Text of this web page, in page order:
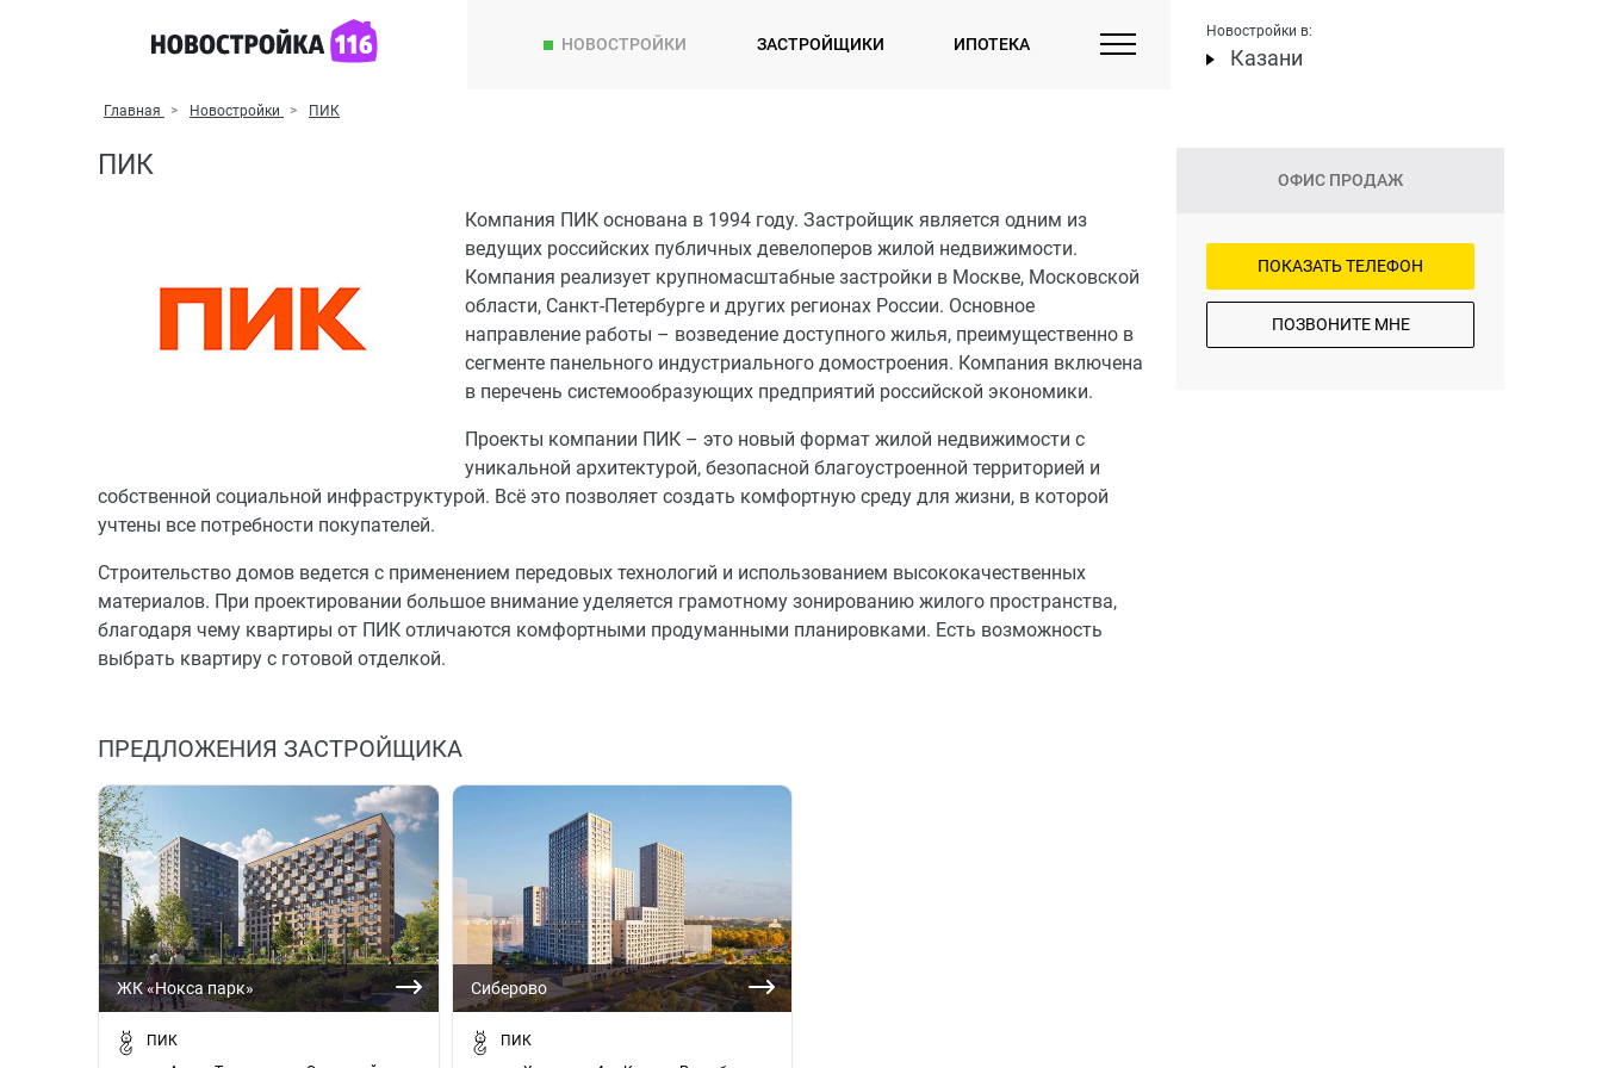
НОВОСТРОЙКИ ЗАСТРОЙЩИКИ ИПОТЕКА
Новостройки в:
Казани
Главная Новостройки ПИК
ПИК
Компания ПИК основана в 1994 году. Застройщик является одним из
ведущих российских публичных девелоперов жилой недвижимости.
Компания реализует крупномасштабные застройки в Москве, Московской
области, Санкт-Петербурге и других регионах России. Основное
направление работы – возведение доступного жилья, преимущественно в
сегменте панельного индустриального домостроения. Компания включена
в перечень системообразующих предприятий российской экономики.
Проекты компании ПИК – это новый формат жилой недвижимости с
уникальной архитектурой, безопасной благоустроенной территорией и
собственной социальной инфраструктурой. Всё это позволяет создать комфортную среду для жизни, в которой
учтены все потребности покупателей.
Строительство домов ведется с применением передовых технологий и использованием высококачественных
материалов. При проектировании большое внимание уделяется грамотному зонированию жилого пространства,
благодаря чему квартиры от ПИК отличаются комфортными продуманными планировками. Есть возможность
выбрать квартиру с готовой отделкой.
ПРЕДЛОЖЕНИЯ ЗАСТРОЙЩИКА
ЖК «Нокса парк»
ПИК
Сиберово
ПИК
ОФИС ПРОДАЖ
ПОКАЗАТЬ ТЕЛЕФОН
ПОЗВОНИТЕ МНЕ